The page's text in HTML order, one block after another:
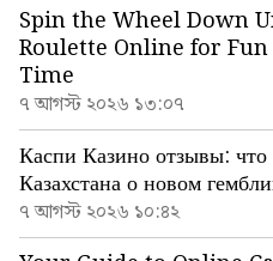
Spin the Wheel Down
Roulette Online for
Time
৭ আগস্ট ২০২৬ ১৩:০৭
Каспи Казино отзывы: что
Казахстана о новом
৭ আগস্ট ২০২৬ ১০:৪২